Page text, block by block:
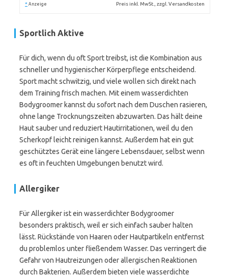
* Anzeige Preis inkl. MwSt., zzgl. Versandkosten
Sportlich Aktive
Für dich, wenn du oft Sport treibst, ist die Kombination aus
schneller und hygienischer Körperpflege entscheidend.
Sport macht schwitzig, und viele wollen sich direkt nach
dem Training frisch machen. Mit einem wasserdichten
Bodygroomer kannst du sofort nach dem Duschen rasieren,
ohne lange Trocknungszeiten abzuwarten. Das hält deine
Haut sauber und reduziert Hautirritationen, weil du den
Scherkopf leicht reinigen kannst. Außerdem hat ein gut
geschütztes Gerät eine längere Lebensdauer, selbst wenn
es oft in feuchten Umgebungen benutzt wird.
Allergiker
Für Allergiker ist ein wasserdichter Bodygroomer
besonders praktisch, weil er sich einfach sauber halten
lässt. Rückstände von Haaren oder Hautpartikeln entfernst
du problemlos unter fließendem Wasser. Das verringert die
Gefahr von Hautreizungen oder allergischen Reaktionen
durch Bakterien. Außerdem bieten viele wasserdichte